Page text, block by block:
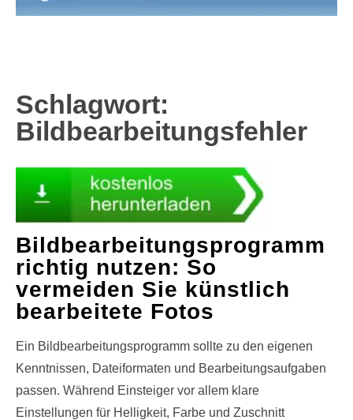
Schlagwort:
Bildbearbeitungsfehler
Bildbearbeitungsprogramm
richtig nutzen: So
vermeiden Sie künstlich
bearbeitete Fotos
Ein Bildbearbeitungsprogramm sollte zu den eigenen
Kenntnissen, Dateiformaten und Bearbeitungsaufgaben
passen. Während Einsteiger vor allem klare
Einstellungen für Helligkeit, Farbe und Zuschnitt